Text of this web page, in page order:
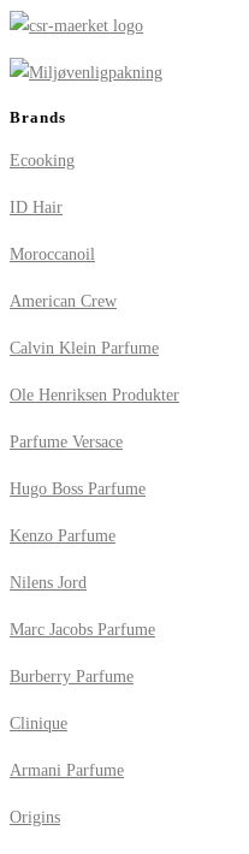
Brands
Ecooking
ID Hair
Moroccanoil
American Crew
Calvin Klein Parfume
Ole Henriksen Produkter
Parfume Versace
Hugo Boss Parfume
Kenzo Parfume
Nilens Jord
Marc Jacobs Parfume
Burberry Parfume
Clinique
Armani Parfume
Origins